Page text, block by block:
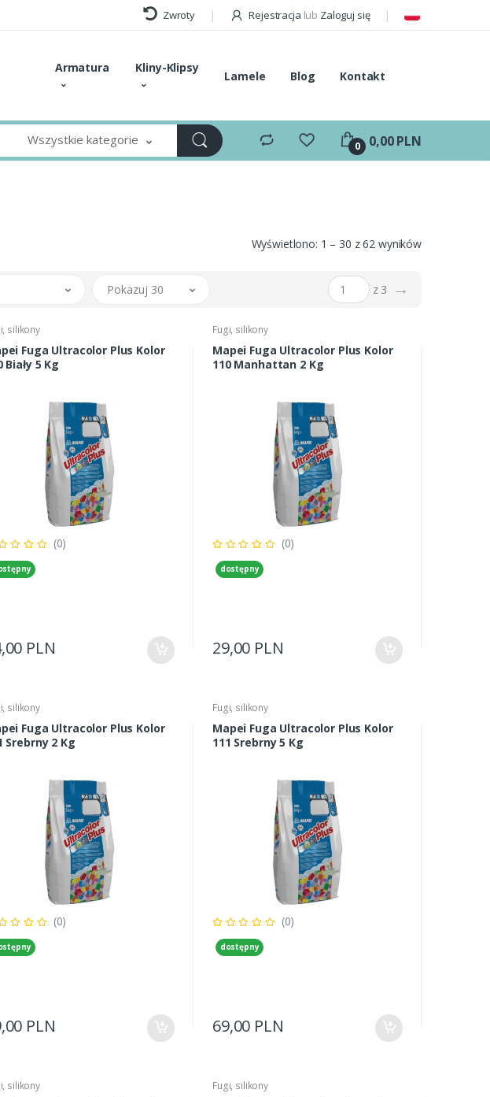
Zwroty Rejestracja lub Zaloguj się
Armatura Kliny-Klipsy
Lamele Blog Kontakt
Wszystkie kategorie 0 0,00 PLN
Wyświetlono: 1 – 30 z 62 wyników
Pokazuj 30 z 3 →
silikony
Fuga Ultracolor Plus Kolor
Biały 5 Kg
(0)
PLN
Fugi, silikony
Mapei Fuga Ultracolor Plus Kolor
110 Manhattan 2 Kg
(0)
dostępny
29,00 PLN
silikony
Fuga Ultracolor Plus Kolor
Srebrny 2 Kg
(0)
PLN
Fugi, silikony
Mapei Fuga Ultracolor Plus Kolor
111 Srebrny 5 Kg
(0)
dostępny
69,00 PLN
silikony Fugi, silikony